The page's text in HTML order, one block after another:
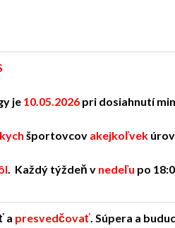
je 10.05.2026 pri dosiahnutí
športovcov akejkoľvek
. Každý týždeň v nedeľu po
a presvedčovať. Súpera a